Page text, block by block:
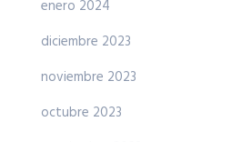
enero 2024
diciembre 2023
noviembre 2023
octubre 2023